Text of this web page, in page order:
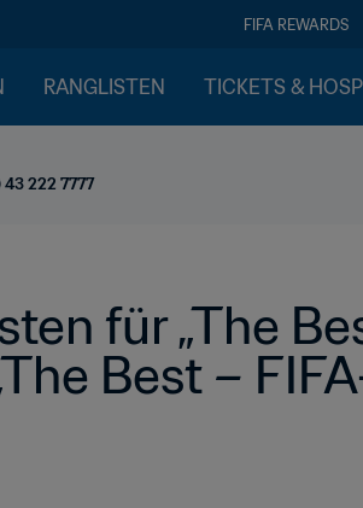
FIFA REWARDS
RANGLISTEN TICKETS &
43 222 7777
für „The
Best –